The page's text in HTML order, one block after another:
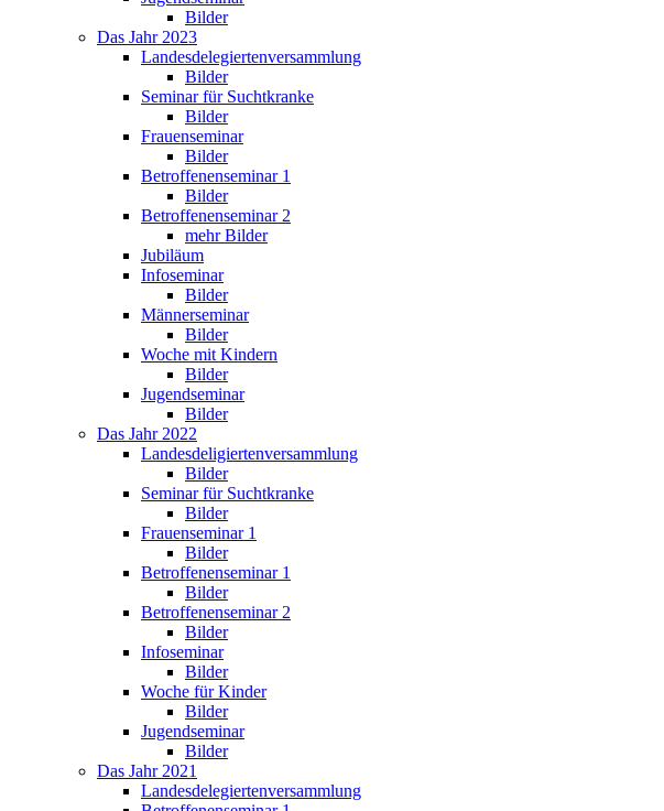
Bilder
Das Jahr 2023
Landesdelegiertenversammlung
Bilder
Seminar für Suchtkranke
Bilder
Frauenseminar
Bilder
Betroffenenseminar 1
Bilder
Betroffenenseminar 2
mehr Bilder
Jubiläum
Infoseminar
Bilder
Männerseminar
Bilder
Woche mit Kindern
Bilder
Jugendseminar
Bilder
Das Jahr 2022
Landesdeligiertenversammlung
Bilder
Seminar für Suchtkranke
Bilder
Frauenseminar 1
Bilder
Betroffenenseminar 1
Bilder
Betroffenenseminar 2
Bilder
Infoseminar
Bilder
Woche für Kinder
Bilder
Jugendseminar
Bilder
Das Jahr 2021
Landesdelegiertenversammlung